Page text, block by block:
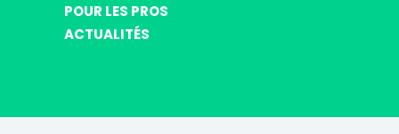
POUR LES PROS
ACTUALITÉS